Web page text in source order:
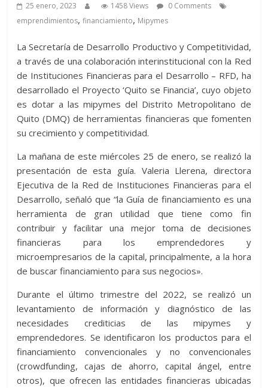
25 enero, 2023 1458 Views
0 Comments
emprendimientos,financiamiento, Mipymes
La Secretaría de Desarrollo Productivo y Competitividad,
a través de una colaboración interinstitucional con la Red
de Instituciones Financieras para el Desarrollo – RFD, ha
desarrollado el Proyecto ‘Quito se Financia’, cuyo objeto
es dotar a las mipymes del Distrito Metropolitano de
Quito (DMQ) de herramientas financieras que fomenten
su crecimiento y competitividad.
La mañana de este miércoles 25 de enero, se realizó la
presentación de esta guía. Valeria Llerena, directora
Ejecutiva de la Red de Instituciones Financieras para el
Desarrollo, señaló que “la Guía de financiamiento es una
herramienta de gran utilidad que tiene como fin
contribuir y facilitar una mejor toma de decisiones
financieras para los emprendedores y
microempresarios de la capital, principalmente, a la hora
de buscar financiamiento para sus negocios».
Durante el último trimestre del 2022, se realizó un
levantamiento de información y diagnóstico de las
necesidades crediticias de las mipymes y
emprendedores. Se identificaron los productos para el
financiamiento convencionales y no convencionales
(crowdfunding, cajas de ahorro, capital ángel, entre
otros), que ofrecen las entidades financieras ubicadas